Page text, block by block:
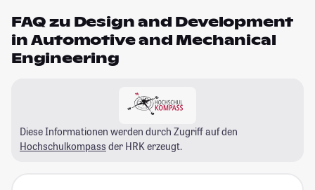
FAQ zu Design and Development
in Automotive and Mechanical
Engineering
Diese Informationen werden durch Zugriff auf den
Hochschulkompass der HRK erzeugt.